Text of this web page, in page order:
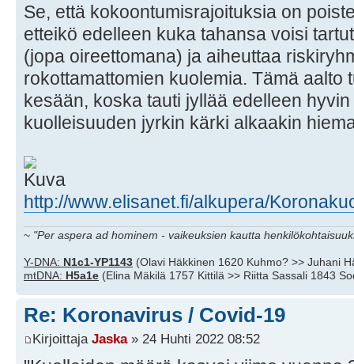
Se, että kokoontumisrajoituksia on
etteikö edelleen kuka tahansa voisi
(jopa oireettomana) ja aiheuttaa
rokottamattomien kuolemia. Tämä aalto
kesään, koska tauti jyllää edelleen
kuolleisuuden jyrkin kärki alkaakin
http://www.elisanet.fi/alkupera/
~ "Per aspera ad hominem - vaikeuksien kautta
Y-DNA: N1c1-YP1143 (Olavi Häkkinen 1620 Kuhmo? >> Juhani
mtDNA: H5a1e (Elina Mäkilä 1757 Kittilä >> Riitta Sassali 1843
Re: Koronavirus / Covid-19
Kirjoittaja Jaska» 24 Huhti 2022 08:52